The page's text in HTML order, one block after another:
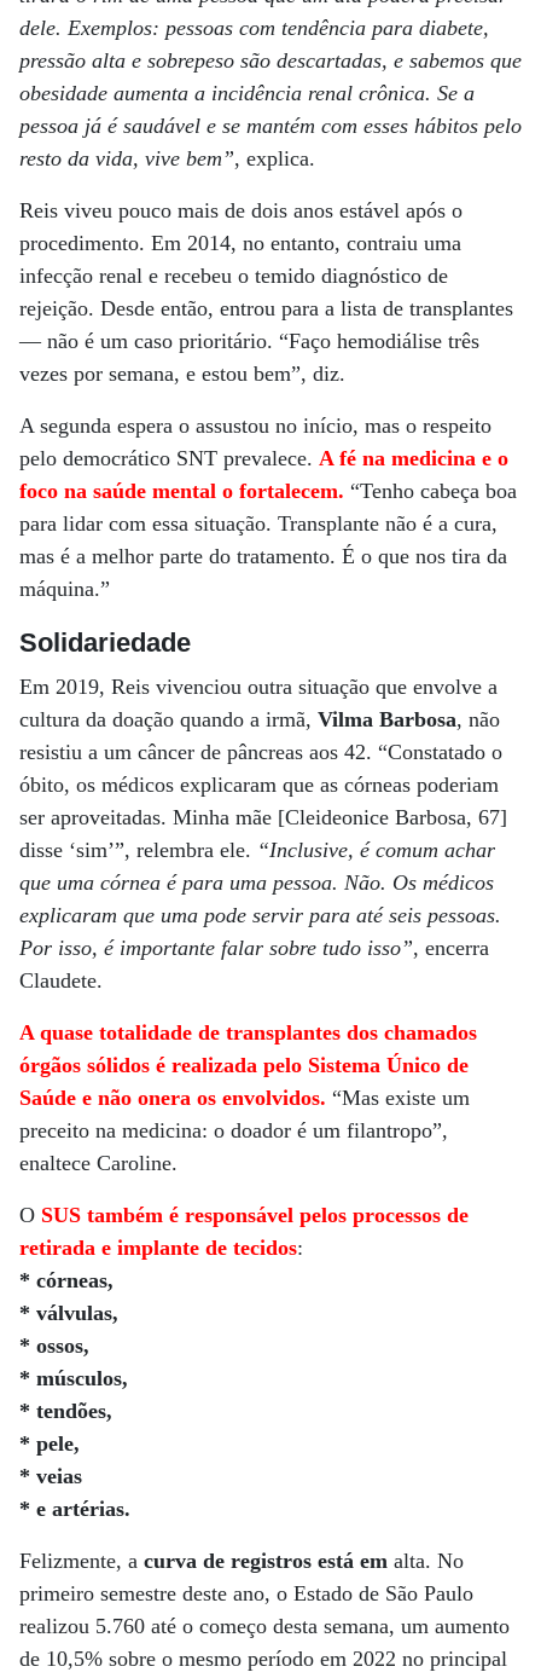
dele. Exemplos: pessoas com tendência para diabete,
pressão alta e sobrepeso são descartadas, e sabemos que
obesidade aumenta a incidência renal crônica. Se a
pessoa já é saudável e se mantém com esses hábitos pelo
resto da vida, vive bem”, explica.
Reis viveu pouco mais de dois anos estável após o
procedimento. Em 2014, no entanto, contraiu uma
infecção renal e recebeu o temido diagnóstico de
rejeição. Desde então, entrou para a lista de transplantes
— não é um caso prioritário. “Faço hemodiálise três
vezes por semana, e estou bem”, diz.
A segunda espera o assustou no início, mas o respeito
pelo democrático SNT prevalece. A fé na medicina e o
foco na saúde mental o fortalecem. “Tenho cabeça boa
para lidar com essa situação. Transplante não é a cura,
mas é a melhor parte do tratamento. É o que nos tira da
máquina.”
Solidariedade
Em 2019, Reis vivenciou outra situação que envolve a
cultura da doação quando a irmã, Vilma Barbosa, não
resistiu a um câncer de pâncreas aos 42. “Constatado o
óbito, os médicos explicaram que as córneas poderiam
ser aproveitadas. Minha mãe [Cleideonice Barbosa, 67]
disse ‘sim’”, relembra ele. “Inclusive, é comum achar
que uma córnea é para uma pessoa. Não. Os médicos
explicaram que uma pode servir para até seis pessoas.
Por isso, é importante falar sobre tudo isso”, encerra
Claudete.
A quase totalidade de transplantes dos chamados
órgãos sólidos é realizada pelo Sistema Único de
Saúde e não onera os envolvidos. “Mas existe um
preceito na medicina: o doador é um filantropo”,
enaltece Caroline.
O SUS também é responsável pelos processos de
retirada e implante de tecidos:
* córneas,
* válvulas,
* ossos,
* músculos,
* tendões,
* pele,
* veias
* e artérias.
Felizmente, a curva de registros está em alta. No
primeiro semestre deste ano, o Estado de São Paulo
realizou 5.760 até o começo desta semana, um aumento
de 10,5% sobre o mesmo período em 2022 no principal